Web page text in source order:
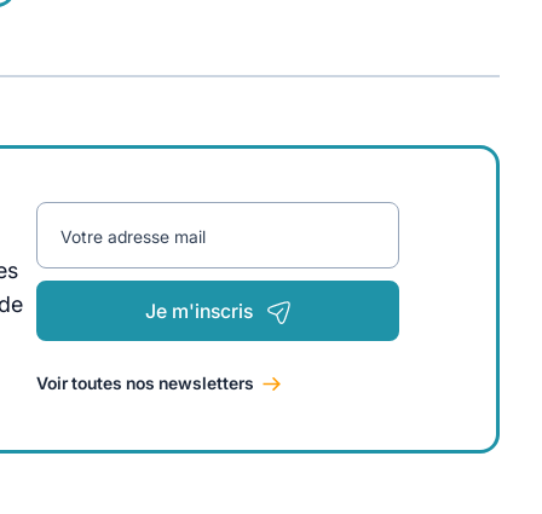
Votre adresse mail
Je m'inscris
Voir toutes nos newsletters